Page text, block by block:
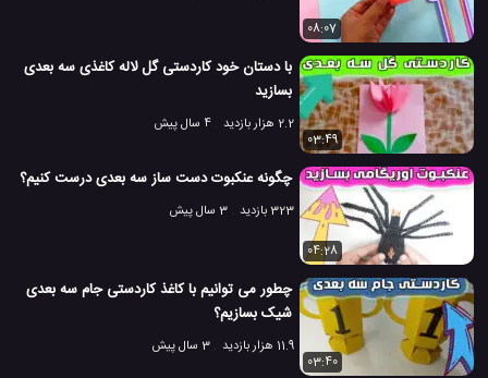
08:07
با دستان خود کاردستی گل لاله کاغذی سه بعدی
بسازید
2.2 هزار بازدید
4 سال پیش
03:49
چگونه عنکبوت دست ساز سه بعدی درست کنیم؟
323 بازدید 3 سال پیش
04:28
چطور می توانیم با کاغذ کاردستی جام سه بعدی
شیک بسازیم؟
11.9 هزار بازدید
3 سال پیش
03:40